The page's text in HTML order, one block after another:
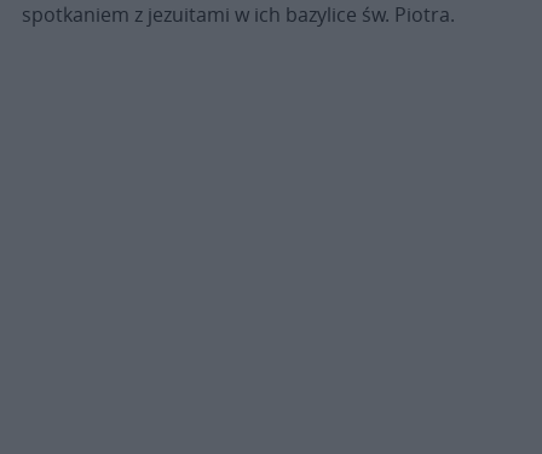
spotkaniem z jezuitami w ich bazylice św. Piotra.